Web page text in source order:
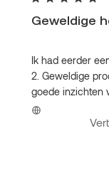
Geweldige
Ik had eerder
2. Geweldige
goede inzichten